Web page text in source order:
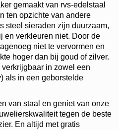
gemaakt van rvs-edelstaal
ten opzichte van andere
steel sieraden zijn duurzaam,
en verkleuren niet. Door de
niet te vervormen en
hoger dan bij goud of zilver.
in zowel een
als in een geborstelde
van staal en geniet van onze
tegen de beste
En altijd met gratis